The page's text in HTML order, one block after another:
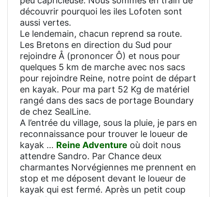
découvrir pourquoi les iles Lofoten sont
aussi vertes.
Le lendemain, chacun reprend sa route.
Les Bretons en direction du Sud pour
rejoindre Å (prononcer Ô) et nous pour
quelques 5 km de marche avec nos sacs
pour rejoindre Reine, notre point de départ
en kayak. Pour ma part 52 Kg de matériel
rangé dans des sacs de portage Boundary
de chez SealLine.
A l’entrée du village, sous la pluie, je pars en
reconnaissance pour trouver le loueur de
kayak … Reine Adventure où doit nous
attendre Sandro. Par Chance deux
charmantes Norvégiennes me prennent en
stop et me déposent devant le loueur de
kayak qui est fermé. Après un petit coup